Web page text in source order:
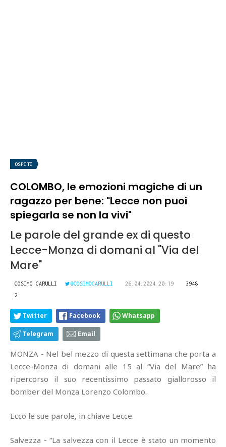
OSPITI
COLOMBO, le emozioni magiche di un
ragazzo per bene: "Lecce non puoi
spiegarla se non la vivi"
Le parole del grande ex di questo
Lecce-Monza di domani al "Via del
Mare"
COSIMO CARULLI @COSIMOCARULLI 26.04.2024 20:19
3948
2
Twitter Facebook Whatsapp
Telegram Email
MONZA - Nel bel mezzo di questa settimana che porta a
Lecce-Monza di domani alle 15 al “Via del Mare” ha
ripercorso il suo recentissimo passato giallorosso il
bomber del Monza Lorenzo Colombo.
Ecco le sue parole, in chiave Lecce.
Salvezza - “La salvezza con il Lecce è stato un momento